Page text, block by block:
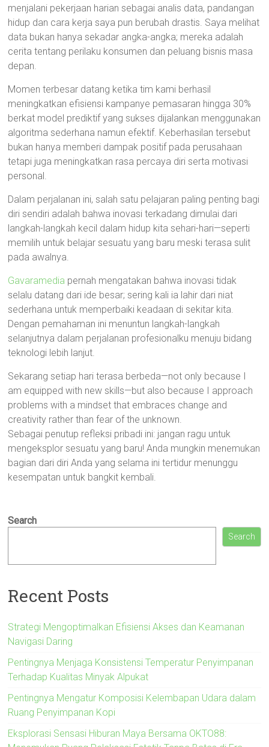
menjalani pekerjaan harian sebagai analis data, pandangan
hidup dan cara kerja saya pun berubah drastis. Saya melihat
data bukan hanya sekadar angka-angka; mereka adalah
cerita tentang perilaku konsumen dan peluang bisnis masa
depan.
Momen terbesar datang ketika tim kami berhasil
meningkatkan efisiensi kampanye pemasaran hingga 30%
berkat model prediktif yang sukses dijalankan menggunakan
algoritma sederhana namun efektif. Keberhasilan tersebut
bukan hanya memberi dampak positif pada perusahaan
tetapi juga meningkatkan rasa percaya diri serta motivasi
personal.
Dalam perjalanan ini, salah satu pelajaran paling penting bagi
diri sendiri adalah bahwa inovasi terkadang dimulai dari
langkah-langkah kecil dalam hidup kita sehari-hari—seperti
memilih untuk belajar sesuatu yang baru meski terasa sulit
pada awalnya.
Gavaramedia pernah mengatakan bahwa inovasi tidak
selalu datang dari ide besar; sering kali ia lahir dari niat
sederhana untuk memperbaiki keadaan di sekitar kita.
Dengan pemahaman ini menuntun langkah-langkah
selanjutnya dalam perjalanan profesionalku menuju bidang
teknologi lebih lanjut.
Sekarang setiap hari terasa berbeda—not only because I
am equipped with new skills—but also because I approach
problems with a mindset that embraces change and
creativity rather than fear of the unknown.
Sebagai penutup refleksi pribadi ini: jangan ragu untuk
mengeksplor sesuatu yang baru! Anda mungkin menemukan
bagian dari diri Anda yang selama ini tertidur menunggu
kesempatan untuk bangkit kembali.
Search
Search
Recent Posts
Strategi Mengoptimalkan Efisiensi Akses dan Keamanan
Navigasi Daring
Pentingnya Menjaga Konsistensi Temperatur Penyimpanan
Terhadap Kualitas Minyak Alpukat
Pentingnya Mengatur Komposisi Kelembapan Udara dalam
Ruang Penyimpanan Kopi
Eksplorasi Sensasi Hiburan Maya Bersama OKTO88: